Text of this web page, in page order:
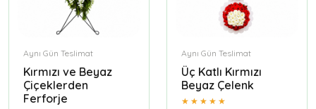
Aynı Gün Teslimat
Kırmızı ve Beyaz
Çiçeklerden
Ferforje
Aynı Gün Teslimat
Üç Katlı Kırmızı
Beyaz Çelenk